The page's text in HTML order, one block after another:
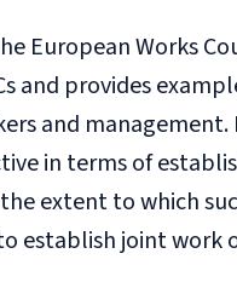
Works
and provides
and
in terms of
extent to which
establish joint work